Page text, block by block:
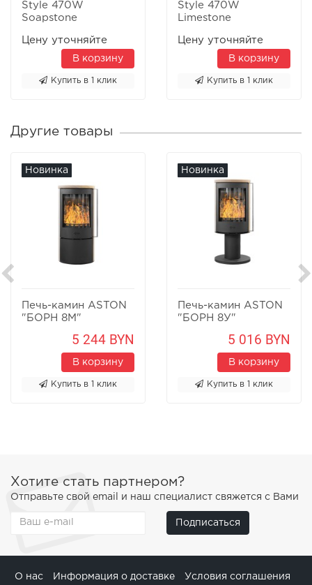
Style 470W
Soapstone
Цену уточняйте
В корзину
Купить в 1 клик
Style 470W
Limestone
Цену уточняйте
В корзину
Купить в 1 клик
Другие товары
Новинка
Печь-камин ASTON
"БОРН 8М"
5 244 BYN
В корзину
Купить в 1 клик
Новинка
Печь-камин ASTON
"БОРН 8У"
5 016 BYN
В корзину
Купить в 1 клик
Хотите стать партнером?
Отправьте свой email и наш специалист свяжется с Вами
Подписаться
О нас Информация о доставке Условия соглашения